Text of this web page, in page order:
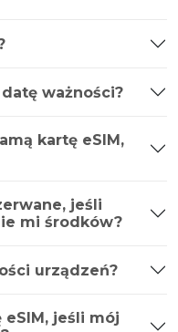
ważności?
kartę eSIM,
jeśli
mi środków?
urządzeń?
jeśli mój